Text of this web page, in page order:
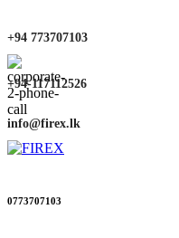
+94 773707103
+94-117112526
info@firex.lk
0773707103